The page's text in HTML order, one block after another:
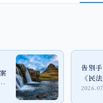
告別
《民
實踐